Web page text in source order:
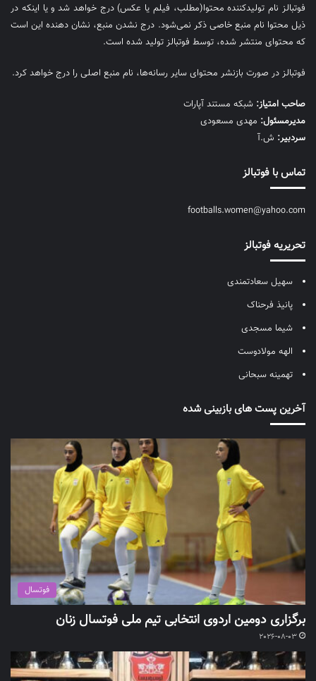
فوتبالز نام تولیدکننده محتوا(مطلب، فیلم یا عکس) درج خواهد شد و یا اینکه در
ذیل محتوا نام منبع خاصی ذکر نمی‌‎شود. درج نشدن منبع، نشان دهنده این است
که محتوای منتشر شده، توسط فوتبالز تولید شده است.
فوتبالز در صورت بازنشر محتوای سایر رسانه‌ها، نام منبع اصلی را درج خواهد کرد.
صاحب امتیاز: شبکه مستند آپارات
مديرمسئول: مهدی مسعودی
سردبیر: ش.آ
تماس با فوتبالز
footballs.women@yahoo.com
تحریریه فوتبالز
سهیل سعادتمندی
پانیذ فرحناک
شیما مسجدی
الهه مولادوست
تهمینه سبحانی
آخرین پست های بازبینی شده
فوتسال
برگزاری دومین اردوی انتخابی تیم ملی فوتسال زنان
2026-08-03